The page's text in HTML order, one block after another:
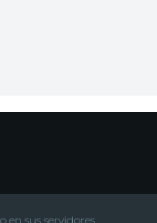
sus servidores